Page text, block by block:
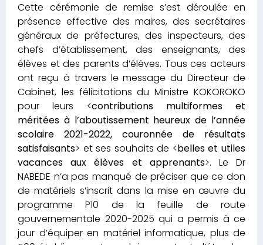
Cette cérémonie de remise s’est déroulée en
présence effective des maires, des secrétaires
généraux de préfectures, des inspecteurs, des
chefs d’établissement, des enseignants, des
élèves et des parents d’élèves. Tous ces acteurs
ont reçu à travers le message du Directeur de
Cabinet, les félicitations du Ministre KOKOROKO
pour leurs <contributions multiformes et
méritées à l’aboutissement heureux de l’année
scolaire 2021-2022, couronnée de résultats
satisfaisants> et ses souhaits de <belles et utiles
vacances aux élèves et apprenants>. Le Dr
NABEDE n’a pas manqué de préciser que ce don
de matériels s’inscrit dans la mise en œuvre du
programme P10 de la feuille de route
gouvernementale 2020-2025 qui a permis à ce
jour d’équiper en matériel informatique, plus de